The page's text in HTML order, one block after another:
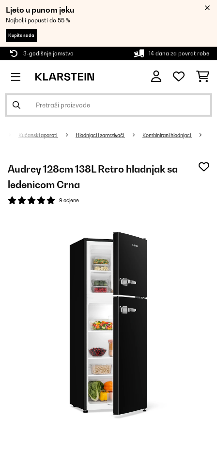
Ljeto u punom jeku
Najbolji popusti do 55 %
Kupite sada
3-godišnje jamstvo 14 dana za povrat robe
Kućanski aparati Hladnjaci i zamrzivači Kombinirani hladnjaci
Audrey 128cm 138L Retro hladnjak sa
ledenicom Crna
9 ocjene